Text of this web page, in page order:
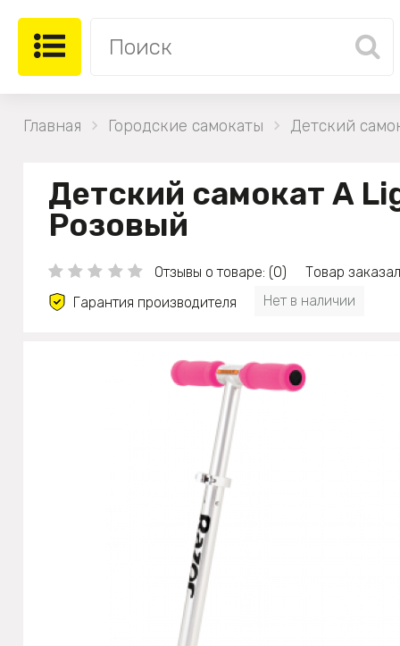
Главная Городские самокаты Детский
Детский самокат A
Розовый
Отзывы о товаре: (0)
Товар
Гарантия производителя
Нет в наличии